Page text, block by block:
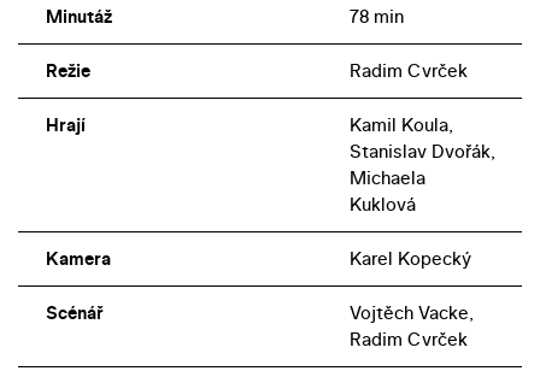
Minutáž 78 min
Režie Radim Cvrček
Hrají
Kamil Koula,
Stanislav Dvořák,
Michaela
Kuklová
Kamera Karel Kopecký
Scénář
Vojtěch Vacke,
Radim Cvrček